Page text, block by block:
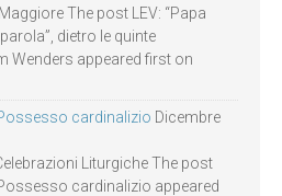
The post LEV: “Papa
dietro le quinte
Wenders appeared first on
cardinalizio Dicembre
Liturgiche The post
cardinalizio appeared